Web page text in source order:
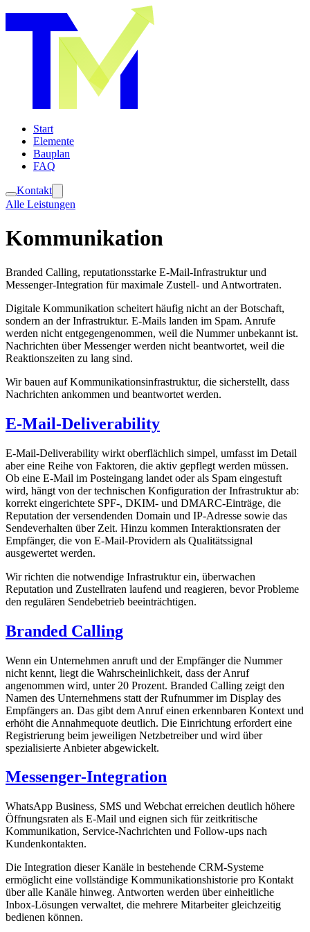
Start
Elemente
Bauplan
FAQ
Kontakt
Alle Leistungen
Kommunikation
Branded Calling, reputationsstarke E-Mail-Infrastruktur und
Messenger-Integration für maximale Zustell- und Antwortraten.
Digitale Kommunikation scheitert häufig nicht an der Botschaft,
sondern an der Infrastruktur. E-Mails landen im Spam. Anrufe
werden nicht entgegengenommen, weil die Nummer unbekannt ist.
Nachrichten über Messenger werden nicht beantwortet, weil die
Reaktionszeiten zu lang sind.
Wir bauen auf Kommunikationsinfrastruktur, die sicherstellt, dass
Nachrichten ankommen und beantwortet werden.
E-Mail-Deliverability
E-Mail-Deliverability wirkt oberflächlich simpel, umfasst im Detail
aber eine Reihe von Faktoren, die aktiv gepflegt werden müssen.
Ob eine E-Mail im Posteingang landet oder als Spam eingestuft
wird, hängt von der technischen Konfiguration der Infrastruktur ab:
korrekt eingerichtete SPF-, DKIM- und DMARC-Einträge, die
Reputation der versendenden Domain und IP-Adresse sowie das
Sendeverhalten über Zeit. Hinzu kommen Interaktionsraten der
Empfänger, die von E-Mail-Providern als Qualitätssignal
ausgewertet werden.
Wir richten die notwendige Infrastruktur ein, überwachen
Reputation und Zustellraten laufend und reagieren, bevor Probleme
den regulären Sendebetrieb beeinträchtigen.
Branded Calling
Wenn ein Unternehmen anruft und der Empfänger die Nummer
nicht kennt, liegt die Wahrscheinlichkeit, dass der Anruf
angenommen wird, unter 20 Prozent. Branded Calling zeigt den
Namen des Unternehmens statt der Rufnummer im Display des
Empfängers an. Das gibt dem Anruf einen erkennbaren Kontext und
erhöht die Annahmequote deutlich. Die Einrichtung erfordert eine
Registrierung beim jeweiligen Netzbetreiber und wird über
spezialisierte Anbieter abgewickelt.
Messenger-Integration
WhatsApp Business, SMS und Webchat erreichen deutlich höhere
Öffnungsraten als E-Mail und eignen sich für zeitkritische
Kommunikation, Service-Nachrichten und Follow-ups nach
Kundenkontakten.
Die Integration dieser Kanäle in bestehende CRM-Systeme
ermöglicht eine vollständige Kommunikationshistorie pro Kontakt
über alle Kanäle hinweg. Antworten werden über einheitliche
Inbox-Lösungen verwaltet, die mehrere Mitarbeiter gleichzeitig
bedienen können.